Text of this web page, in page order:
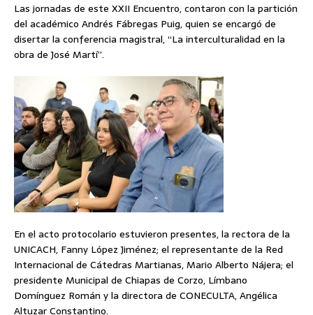
Las jornadas de este XXII Encuentro, contaron con la partición
del académico Andrés Fábregas Puig, quien se encargó de
disertar la conferencia magistral, “La interculturalidad en la
obra de José Martí”.
En el acto protocolario estuvieron presentes, la rectora de la
UNICACH, Fanny López Jiménez; el representante de la Red
Internacional de Cátedras Martianas, Mario Alberto Nájera; el
presidente Municipal de Chiapas de Corzo, Límbano
Domínguez Román y la directora de CONECULTA, Angélica
Altuzar Constantino.